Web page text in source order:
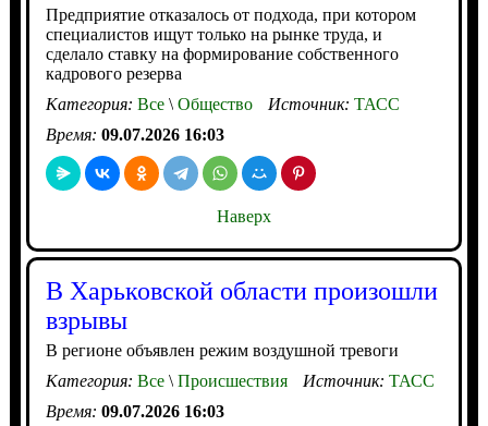
Предприятие отказалось от подхода, при котором
специалистов ищут только на рынке труда, и
сделало ставку на формирование собственного
кадрового резерва
Категория: Все\Общество Источник: ТАСС
Время: 09.07.2026 16:03
Наверх
В Харьковской области произошли
взрывы
В регионе объявлен режим воздушной тревоги
Категория: Все\Происшествия Источник: ТАСС
Время: 09.07.2026 16:03